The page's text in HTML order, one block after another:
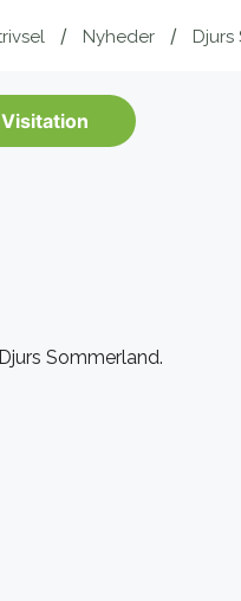
Nyheder Djurs
Visitation
Sommerland.